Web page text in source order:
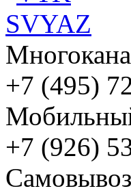
+7 (495)
+7 (926)